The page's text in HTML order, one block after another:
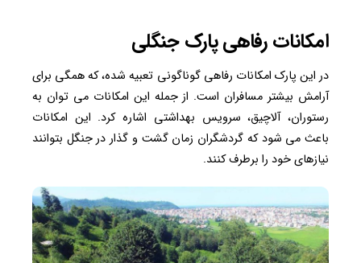
امکانات رفاهی پارک جنگلی
در این پارک امکانات رفاهی گوناگونی تعبیه شده، که همگی برای
آرامش بیشتر مسافران است. از جمله این امکانات می توان به
رستوران، آلاچیق، سرویس بهداشتی اشاره کرد. این امکانات
باعث می شود که گردشگران زمان گشت و گذار در جنگل بتوانند
نیازهای خود را برطرف کنند.